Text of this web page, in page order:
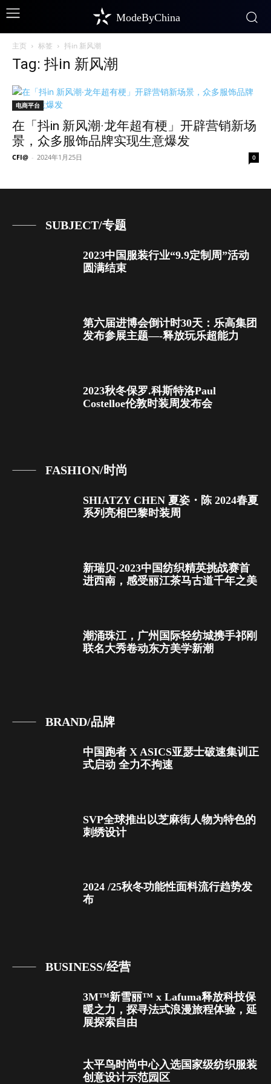
ModeByChina
主页 标签 抖in 新风潮
Tag: 抖in 新风潮
电商平台
在「抖in 新风潮·龙年超有梗」开辟营销新场
景，众多服饰品牌实现生意爆发
CFI@ - 2024年1月25日 0
SUBJECT/专题
2023中国服装行业“9.9定制周”活动
圆满结束
第六届进博会倒计时30天：乐高集团
发布参展主题—-释放玩乐超能力
2023秋冬保罗.科斯特洛Paul
Costelloe伦敦时装周发布会
FASHION/时尚
SHIATZY CHEN 夏姿・陈 2024春夏
系列亮相巴黎时装周
新瑞贝·2023中国纺织精英挑战赛首
进西南，感受丽江茶马古道千年之美
潮涌珠江，广州国际轻纺城携手祁刚
联名大秀卷动东方美学新潮
BRAND/品牌
中国跑者 X ASICS亚瑟士破速集训正
式启动 全力不拘速
SVP全球推出以芝麻街人物为特色的
刺绣设计
2024 /25秋冬功能性面料流行趋势发
布
BUSINESS/经营
3M™新雪丽™ x Lafuma释放科技保
暖之力，探寻法式浪漫旅程体验，延
展探索自由
太平鸟时尚中心入选国家级纺织服装
创意设计示范园区